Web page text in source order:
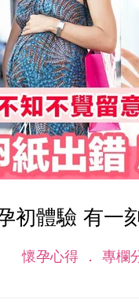
初體驗 有一
懷孕心得 專欄